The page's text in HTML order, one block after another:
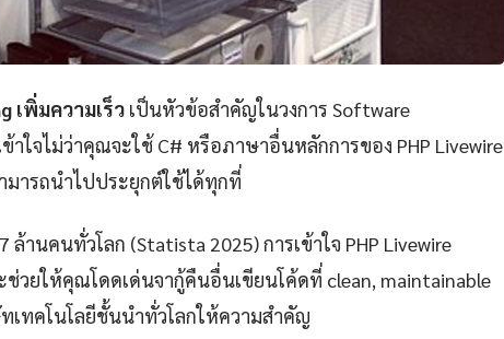
เพิ่มความเร็ว เป็นหัวข้อสำคัญในวงการ Software
ใจไม่ว่าคุณจะใช้ C# หรือภาษาอื่นหลักการของ PHP Livewire
มารถนำไปประยุกต์ใช้ได้ทุกที่
นคนทั่วโลก (Statista 2025) การเข้าใจ PHP Livewire
ช่วยให้คุณโดดเด่นจากู้คืนอื่นเขียนโค้ดที่ clean, maintainable
เทคโนโลยีชั้นนำทั่วโลกให้ความสำคัญ